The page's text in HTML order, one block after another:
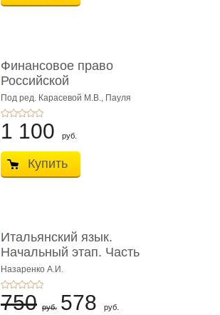
Финансовое право
Российской
Федерации. 5-е изд�
...
Под ред. Карасевой М.В., Пауля
А.Г., Красюкова А.В.
1 100 руб.
Купить
Итальянский язык.
Начальный этап. Часть
2. Учеб� ...
Назаренко А.И.
750 руб. 578 руб.